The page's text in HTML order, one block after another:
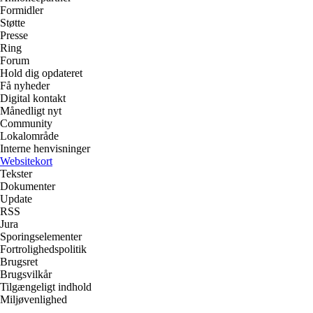
Formidler
Støtte
Presse
Ring
Forum
Hold dig opdateret
Få nyheder
Digital kontakt
Månedligt nyt
Community
Lokalområde
Interne henvisninger
Websitekort
Tekster
Dokumenter
Update
RSS
Jura
Sporingselementer
Fortrolighedspolitik
Brugsret
Brugsvilkår
Tilgængeligt indhold
Miljøvenlighed